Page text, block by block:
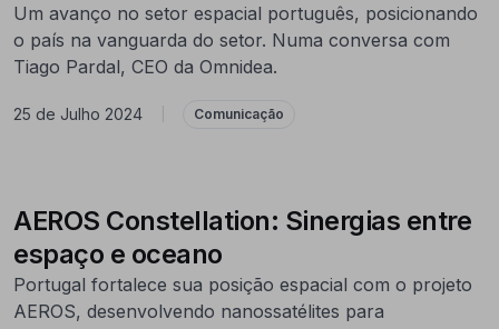
Um avanço no setor espacial português, posicionando
o país na vanguarda do setor. Numa conversa com
Tiago Pardal, CEO da Omnidea.
25 de Julho 2024 Comunicação
AEROS Constellation: Sinergias entre
espaço e oceano
Portugal fortalece sua posição espacial com o projeto
AEROS, desenvolvendo nanossatélites para